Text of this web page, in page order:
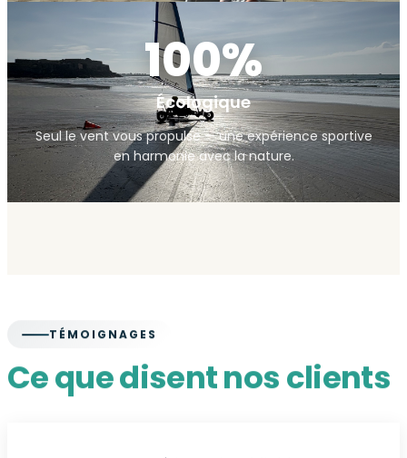
100%
Écologique
Seul le vent vous propulse — une expérience sportive
en harmonie avec la nature.
TÉMOIGNAGES
Ce que disent nos clients